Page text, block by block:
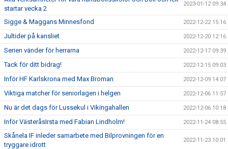
startar vecka 2
2023-01-12 09:34
Sigge & Maggans Minnesfond 2022-12-22 15:16
Jultider på kansliet 2022-12-20 12:16
Serien vänder för herrarna 2022-12-17 09:39
Tack för ditt bidrag! 2022-12-15 09:03
Inför HF Karlskrona med Max Broman 2022-12-09 14:07
Viktiga matcher för seniorlagen i helgen 2022-12-06 11:57
Nu är det dags för Lussekul i Vikingahallen 2022-12-06 10:18
Inför VästeråsIrsta med Fabian Lindholm! 2022-11-24 08:55
Skånela IF inleder samarbete med Bilprovningen för en
tryggare idrott
2022-11-23 10:01